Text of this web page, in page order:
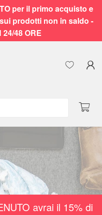
per il primo acquisto e
prodotti non in saldo -
24/48 ORE
avrai il 15% di